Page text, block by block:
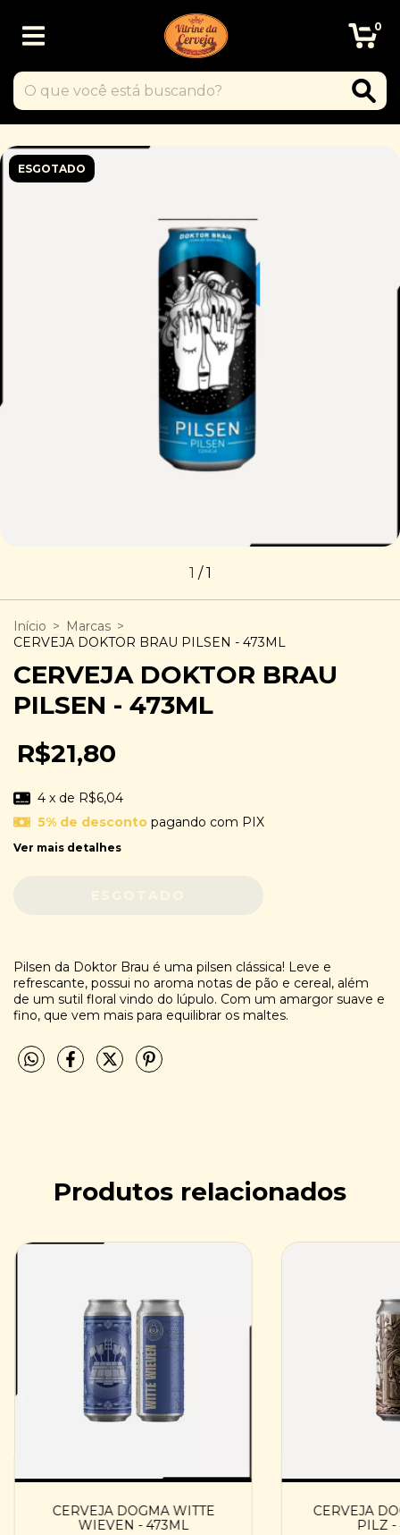
0
ESGOTADO
1 /1
Início > Marcas >
CERVEJA DOKTOR BRAU PILSEN - 473ML
CERVEJA DOKTOR BRAU
PILSEN - 473ML
R$21,80
4 x de R$6,04
5% de descontopagando com PIX
Ver mais detalhes
Pilsen da Doktor Brau é uma pilsen clássica! Leve e
refrescante, possui no aroma notas de pão e cereal, além
de um sutil floral vindo do lúpulo. Com um amargor suave e
fino, que vem mais para equilibrar os maltes.
Produtos relacionados
CERVEJA DOGMA WITTE
WIEVEN - 473ML
CERVEJA
PILZ -